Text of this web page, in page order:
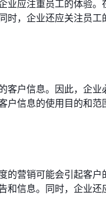
业应注重员工的体验
时，企业还应关注员
客户信息。因此，企
户信息的使用目的和
的营销可能会引起客
和信息。同时，企业